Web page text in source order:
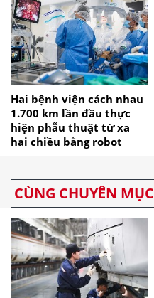
Hai bệnh viện cách nhau
1.700 km lần đầu thực
hiện phẫu thuật từ xa
hai chiều bằng robot
CÙNG CHUYÊN MỤC